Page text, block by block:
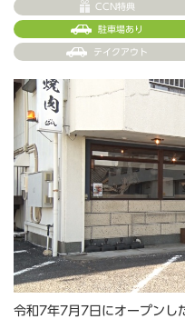
CCN特典
駐車場あり
テイクアウト
令和7年7月7日にオープンし